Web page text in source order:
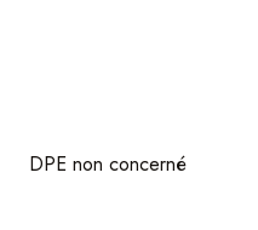
DPE non concerné